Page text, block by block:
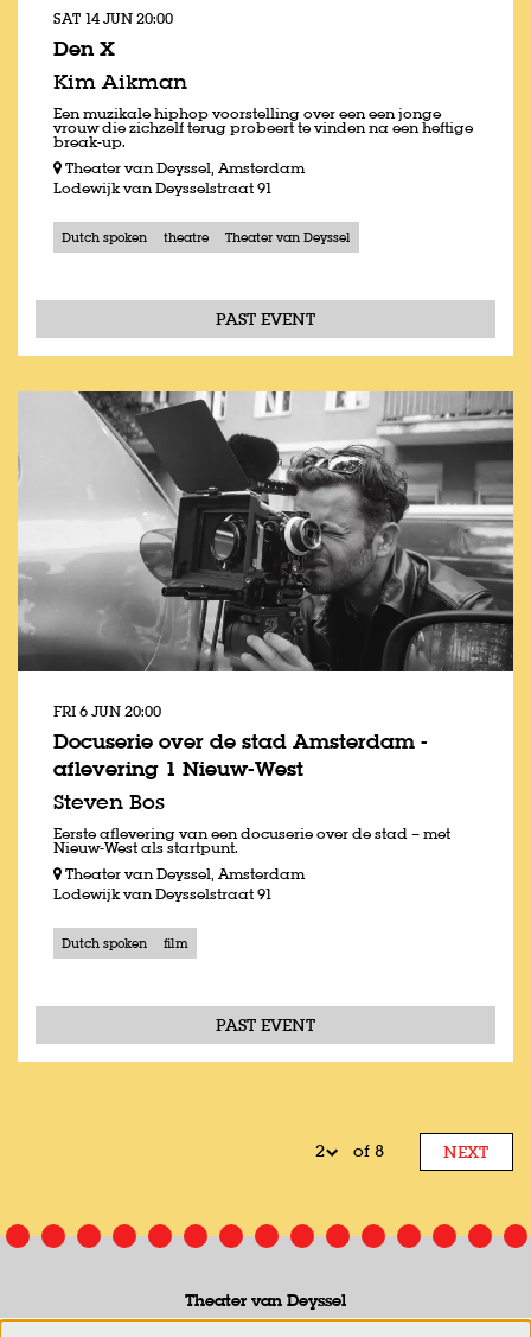
Den X
Kim Aikman
SAT 14 JUN20:00
Een muzikale hiphop voorstelling over een een jonge
vrouw die zichzelf terug probeert te vinden na een heftige
break-up.
Theater van Deyssel, Amsterdam
Lodewijk van Deysselstraat 91
Dutch spoken theatre Theater van Deyssel
PAST EVENT
Docuserie over de stad Amsterdam -
aflevering 1 Nieuw-West
Steven Bos
FRI 6 JUN20:00
Eerste aflevering van een docuserie over de stad – met
Nieuw-West als startpunt.
Theater van Deyssel, Amsterdam
Lodewijk van Deysselstraat 91
Dutch spoken film
PAST EVENT
of 8 NEXT
Theater van Deyssel